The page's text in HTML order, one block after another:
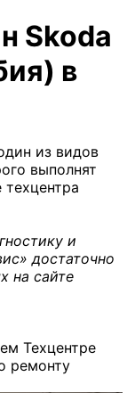
Skoda
в
из видов
выполнят
и
достаточно
на сайте
Техцентре
ремонту